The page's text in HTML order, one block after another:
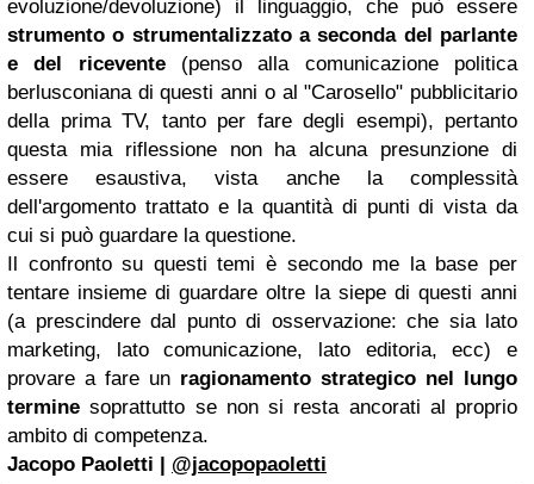
evoluzione/devoluzione) il linguaggio, che può essere
strumento o strumentalizzato a seconda del parlante
e del ricevente(penso alla comunicazione politica
berlusconiana di questi anni o al "Carosello" pubblicitario
della prima TV, tanto per fare degli esempi), pertanto
questa mia riflessione non ha alcuna presunzione di
essere esaustiva, vista anche la complessità
dell'argomento trattato e la quantità di punti di vista da
cui si può guardare la questione.
Il confronto su questi temi è secondo me la base per
tentare insieme di guardare oltre la siepe di questi anni
(a prescindere dal punto di osservazione: che sia lato
marketing, lato comunicazione, lato editoria, ecc) e
provare a fare un ragionamento strategico nel lungo
termine soprattutto se non si resta ancorati al proprio
ambito di competenza.
Jacopo Paoletti | @jacopopaoletti